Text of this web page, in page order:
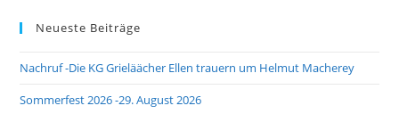
Neueste Beiträge
Nachruf -Die KG Grieläächer Ellen trauern um Helmut Macherey
Sommerfest 2026 -29. August 2026